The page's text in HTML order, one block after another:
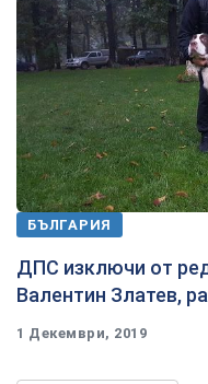
БЪЛГАРИЯ
ДПС изключи от
Валентин Златев,
1 Декември, 2019